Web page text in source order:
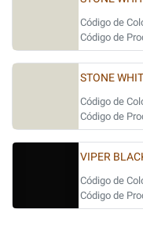
Código de
Código de
STONE
Código de
Código de
VIPER
Código de
Código de